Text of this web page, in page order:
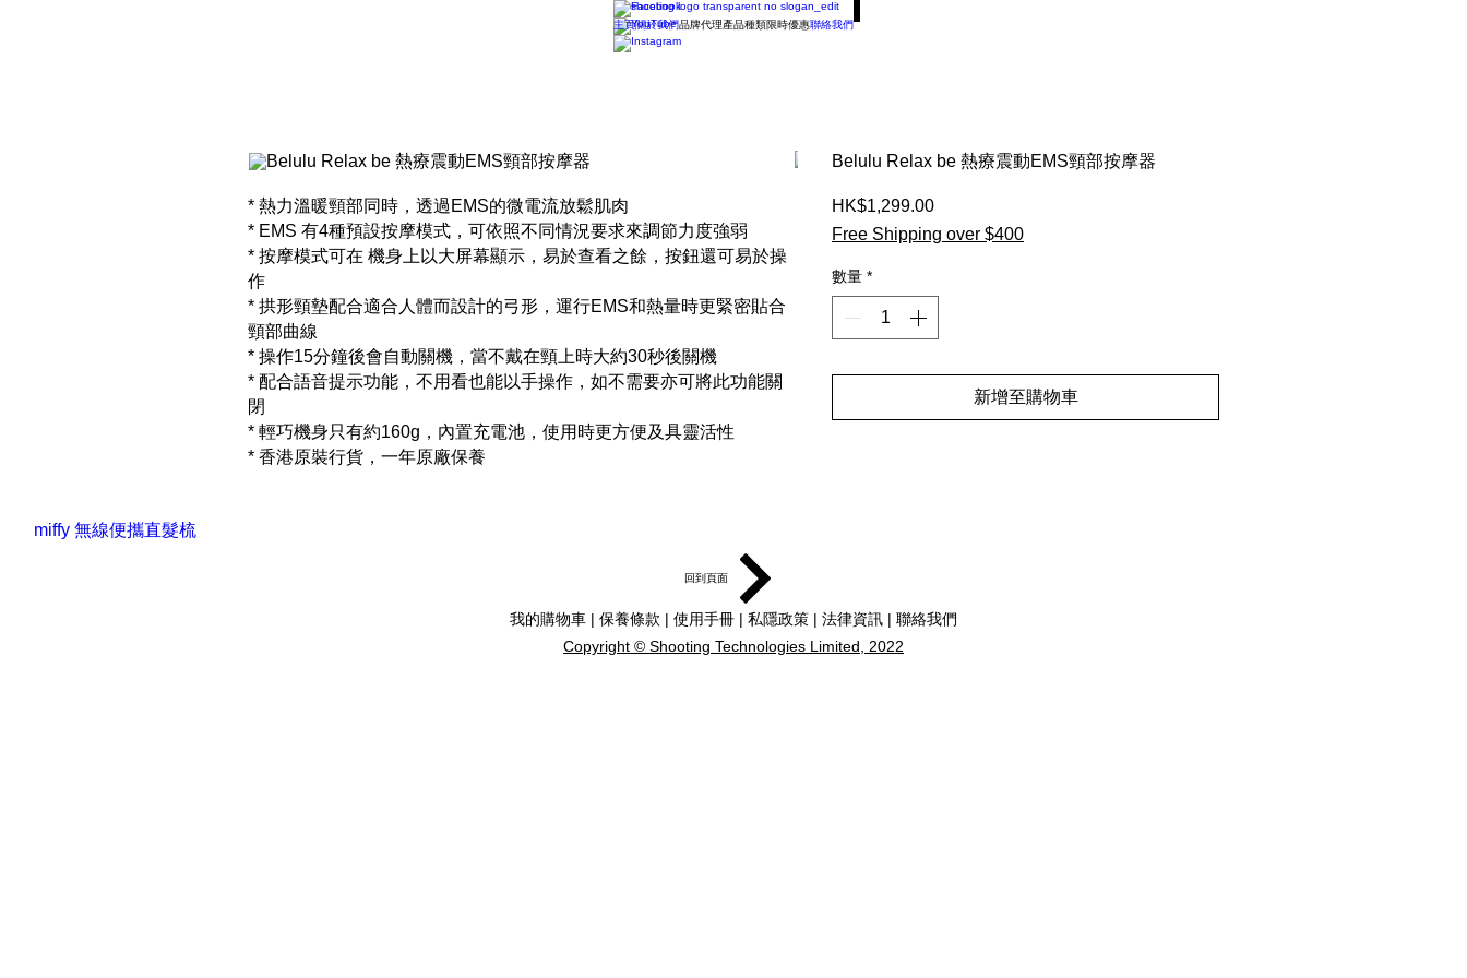
* 熱力溫暖頸部同時，透過EMS的微電流放鬆肌肉
* EMS 有4種預設按摩模式，可依照不同情況要求來調節力度強弱
* 按摩模式可在 機身上以大屏幕顯示，易於查看之餘，按鈕還可易於操
作
* 拱形頸墊配合適合人體而設計的弓形，運行EMS和熱量時更緊密貼合
頸部曲線
* 操作15分鐘後會自動關機，當不戴在頸上時大約30秒後關機
* 配合語音提示功能，不用看也能以手操作，如不需要亦可將此功能關
閉
* 輕巧機身只有約160g，內置充電池，使用時更方便及具靈活性
* 香港原裝行貨，一年原廠保養
Belulu Relax be 熱療震動EMS頸部按摩器
HK$1,299.00價
格
Free Shipping over $400
數量 *
新增至購物車
miffy 無線便攜直髮梳
主頁關於我們品牌代理產品種類限時優惠聯絡我們
回到頁面
我的購物車 | 保養條款 | 使用手冊 | 私隱政策 | 法律資訊 | 聯絡我們
Copyright © Shooting Technologies Limited, 2022